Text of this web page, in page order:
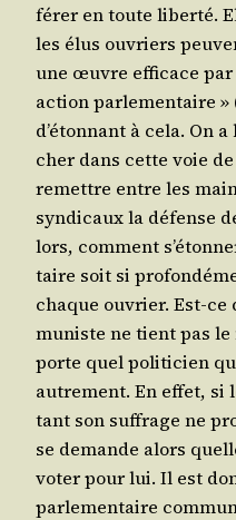
fé­rer en toute liber­té.
les élus ouvriers
une œuvre effi­cace
action par­le­men­taire »
d’é­ton­nant à cela. On
cher dans cette voie
remettre entre les
syn­di­caux la défense
lors, com­ment
taire soit si
chaque ouvrier. Est-
mu­niste ne tient pas
porte quel poli­ti­cien
autre­ment. En effet,
tant son suf­frage ne
se demande alors
voter pour lui. Il est
par­le­men­taire